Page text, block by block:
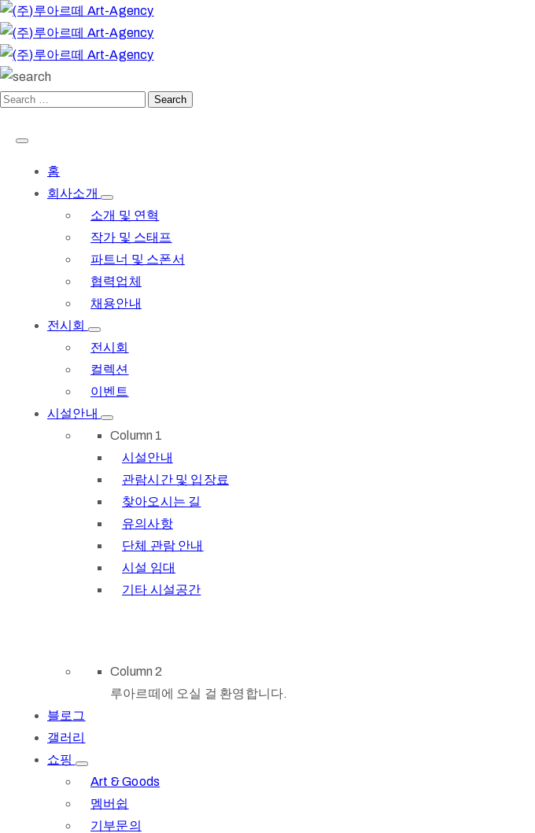
홈
회사소개
소개 및 연혁
작가 및 스태프
파트너 및 스폰서
협력업체
채용안내
전시회
전시회
컬렉션
이벤트
시설안내
Column 1
시설안내
관람시간 및 입장료
찾아오시는 길
유의사항
단체 관람 안내
시설 임대
기타 시설공간
Column 2
루아르떼에 오실 걸 환영합니다.
블로그
갤러리
쇼핑
Art & Goods
멤버쉽
기부문의